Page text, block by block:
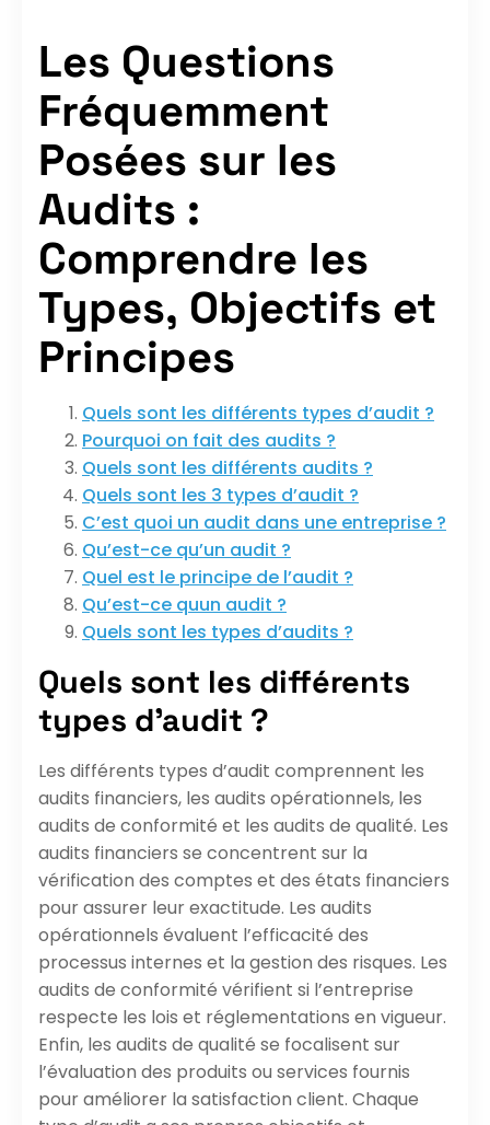
Les Questions
Fréquemment
Posées sur les
Audits :
Comprendre les
Types, Objectifs et
Principes
Quels sont les différents types d’audit ?
Pourquoi on fait des audits ?
Quels sont les différents audits ?
Quels sont les 3 types d’audit ?
C’est quoi un audit dans une entreprise ?
Qu’est-ce qu’un audit ?
Quel est le principe de l’audit ?
Qu’est-ce quun audit ?
Quels sont les types d’audits ?
Quels sont les différents
types d’audit ?
Les différents types d’audit comprennent les
audits financiers, les audits opérationnels, les
audits de conformité et les audits de qualité. Les
audits financiers se concentrent sur la
vérification des comptes et des états financiers
pour assurer leur exactitude. Les audits
opérationnels évaluent l’efficacité des
processus internes et la gestion des risques. Les
audits de conformité vérifient si l’entreprise
respecte les lois et réglementations en vigueur.
Enfin, les audits de qualité se focalisent sur
l’évaluation des produits ou services fournis
pour améliorer la satisfaction client. Chaque